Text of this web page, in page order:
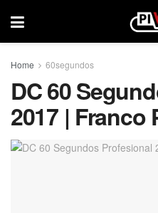
Home 60segundos
DC 60
2017 | Franco